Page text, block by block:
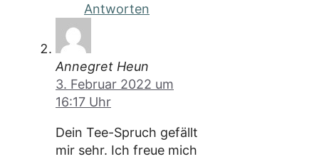
Antworten
Annegret Heun
3. Februar 2022 um
16:17 Uhr
Dein Tee-Spruch gefällt
mir sehr. Ich freue mich